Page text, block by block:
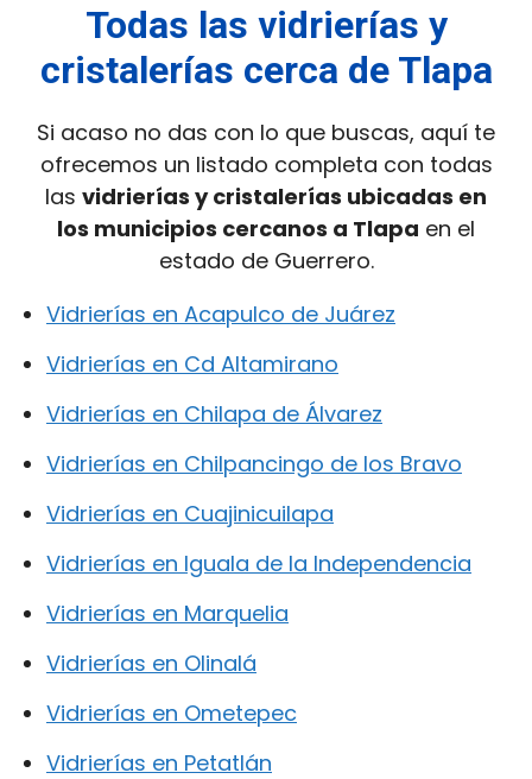
Todas las vidrierías y
cristalerías cerca de Tlapa
Si acaso no das con lo que buscas, aquí te
ofrecemos un listado completa con todas
las vidrierías y cristalerías ubicadas en
los municipios cercanos a Tlapa en el
estado de Guerrero.
Vidrierías en Acapulco de Juárez
Vidrierías en Cd Altamirano
Vidrierías en Chilapa de Álvarez
Vidrierías en Chilpancingo de los Bravo
Vidrierías en Cuajinicuilapa
Vidrierías en Iguala de la Independencia
Vidrierías en Marquelia
Vidrierías en Olinalá
Vidrierías en Ometepec
Vidrierías en Petatlán